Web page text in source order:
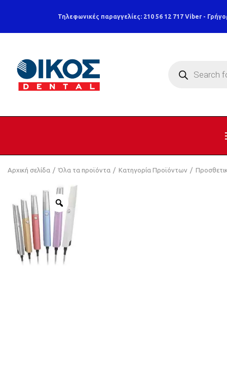
Τηλεφωνικές παραγγελίες: 210 56 12 717 Viber -
search
Αρχική σελίδα Όλα τα προϊόντα Κατηγορία Προϊόντων